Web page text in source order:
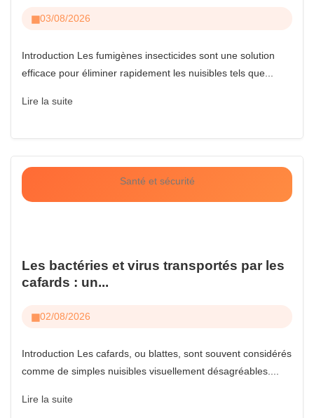
03/08/2026
Introduction Les fumigènes insecticides sont une solution
efficace pour éliminer rapidement les nuisibles tels que...
Lire la suite
Santé et sécurité
Les bactéries et virus transportés par les
cafards : un...
02/08/2026
Introduction Les cafards, ou blattes, sont souvent considérés
comme de simples nuisibles visuellement désagréables....
Lire la suite